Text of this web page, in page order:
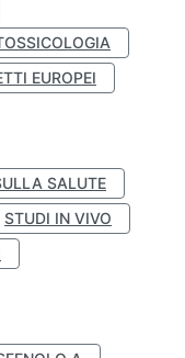
EUROPEI
SALUTE
STUDI IN VIVO